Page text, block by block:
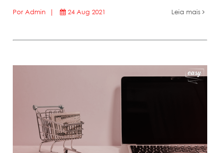
Por Admin | 24 Aug 2021 Leia mais